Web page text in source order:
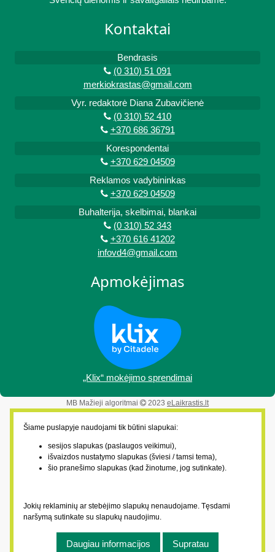
Kontaktai
Bendrasis
(0 310) 51 091
merkiokrastas@gmail.com
Vyr. redaktorė Diana Zubavičienė
(0 310) 52 410
+370 686 36791
Korespondentai
+370 629 04509
Reklamos vadybininkas
+370 629 04509
Buhalterija, skelbimai, blankai
(0 310) 52 343
+370 616 41202
infovd4@gmail.com
Apmokėjimas
„Klix“ mokėjimo sprendimai
MB Mažieji algoritmai 2023 eLaikrastis.lt
Šiame puslapyje naudojami tik būtini slapukai:
sesijos slapukas (paslaugos veikimui),
išvaizdos nustatymo slapukas (šviesi / tamsi tema),
šio pranešimo slapukas (kad žinotume, jog sutinkate).
Jokių reklaminių ar stebėjimo slapukų nenaudojame. Tęsdami
naršymą sutinkate su slapukų naudojimu.
Daugiau informacijos Supratau